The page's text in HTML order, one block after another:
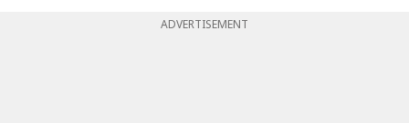
ADVERTISEMENT